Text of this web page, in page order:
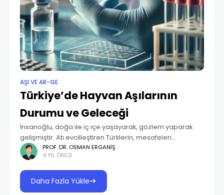
AŞI VE AR-GE
Türkiye’de Hayvan Aşılarının
Durumu ve Geleceği
İnsanoğlu, doğa ile iç içe yaşayarak, gözlem yaparak
gelişmiştir. Atı evcilleştiren Türklerin, mesafeleri
aşabilmeleri ve et temelli beslenmeleri, tarihi olarak
hayvancılıkla uğraşmalarını da zorunlu kılmıştır. Bozkırda
yaşam ve güvenlik hızlı
PROF. DR. OSMAN ERGANIŞ
4 YIL ÖNCE
Daha Fazla Yükle